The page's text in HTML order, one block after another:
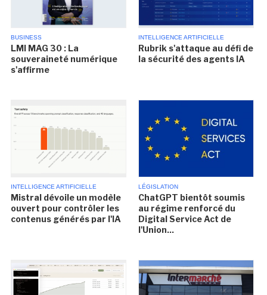
BUSINESS
LMI MAG 30 : La
souveraineté numérique
s'affirme
INTELLIGENCE ARTIFICIELLE
Rubrik s'attaque au défi de
la sécurité des agents IA
INTELLIGENCE ARTIFICIELLE
Mistral dévoile un modèle
ouvert pour contrôler les
contenus générés par l'IA
LÉGISLATION
ChatGPT bientôt soumis
au régime renforcé du
Digital Service Act de
l'Union...